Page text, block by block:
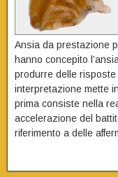
Ansia da prestazione
hanno concepito
produrre delle
interpretazione mette
prima consiste nella
accelerazione del
riferimento a delle